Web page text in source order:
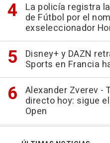
La policía registra
de Fútbol por el
exseleccionador
Disney+ y DAZN
Sports en Francia
Alexander Zverev -
directo hoy: sigue
Open